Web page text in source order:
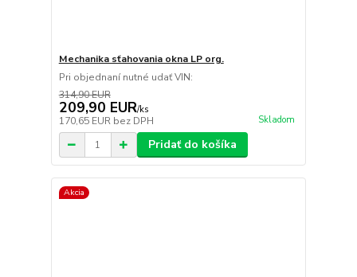
Mechanika sťahovania okna LP org.
Pri objednaní nutné udať VIN:
314,90 EUR
209,90 EUR/ks
170,65 EUR bez DPH Skladom
Pridať do košíka
Akcia